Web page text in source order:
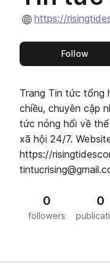
https://
Followthis
Trang Tin tức tổng
chiều, chuyên cập
tức nóng hổi về
xã hội 24/7.
https://
0
followers
0